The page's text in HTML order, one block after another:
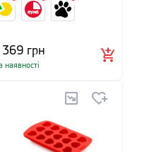
369 грн
наявності